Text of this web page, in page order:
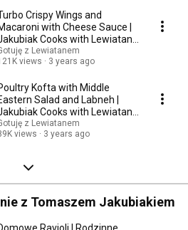
Crispy Wings and
with Cheese Sauce |
Cooks with Lewiatan
14 z Lewiatanem
views
3 years ago
Kofta with Middle
Salad and Labneh |
Cooks with Lewiatan
10 z Lewiatanem
views
3 years ago
z Tomaszem Jakubiakiem
Ravioli | Rodzinne